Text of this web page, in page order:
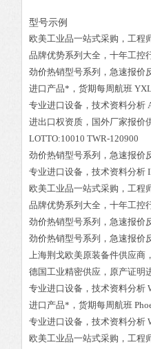
型号示例
欧美工业品一站式采购，工程
品牌优势系列大全，十年工控
劲价热销型号系列，急速报价
进口产品*，货期每周航班
专业进口设备，技术资料分析
进出口权资质，国外厂家报价
LOTTO:10010 TWR-120900
劲价热销型号系列，急速报价
专业进口设备，技术资料分析
欧美工业品一站式采购，工程
品牌优势系列大全，十年工控
劲价热销型号系列，急速报价
劲价热销型号系列，急速报价
上海荆戈欧美原装备件供应商
德国工业精密供应，原产证明
专业进口设备，技术资料分析
进口产品*，货期每周航班
专业进口设备，技术资料分析
欧美工业品一站式采购，工程